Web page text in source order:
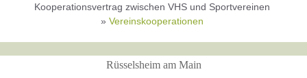
Kooperationsvertrag zwischen VHS und Sportvereinen
» Vereinskooperationen
Rüsselsheim am Main